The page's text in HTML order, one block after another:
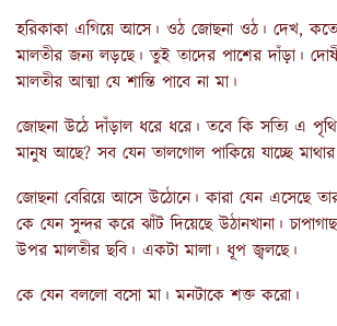
হরিকাকা এগিয়ে আসে। ওঠ জোছনা ওঠ। দেখ,
মালতীর জন্য লড়ছে। তুই তাদের পাশের দাঁড়া।
মালতীর আত্মা যে শান্তি পাবে না মা।
জোছনা উঠে দাঁড়াল ধরে ধরে। তবে কি সত্যি এ
মানুষ আছে? সব যেন তালগোল পাকিয়ে যাচ্ছে
জোছনা বেরিয়ে আসে উঠোনে। কারা যেন এসেছে
কে যেন সুন্দর করে ঝাঁট দিয়েছে উঠানখানা।
উপর মালতীর ছবি। একটা মালা। ধূপ জ্বলছে।
কে যেন বললো বসো মা। মনটাকে শক্ত করো।